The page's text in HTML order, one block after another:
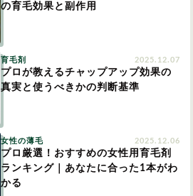
の育毛効果と副作用
育毛剤 2025.12.07
プロが教えるチャップアップ効果の
真実と使うべきかの判断基準
女性の薄毛 2025.12.06
プロ厳選！おすすめの女性用育毛剤
ランキング｜あなたに合った1本がわ
かる
病院・クリニック